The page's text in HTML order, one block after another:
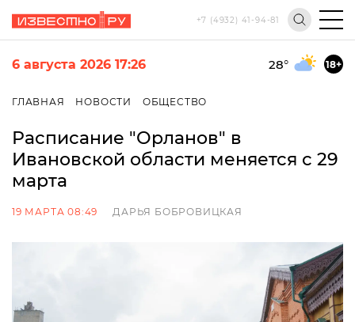
+7 (4932) 41-94-81
6 августа 2026 17:26 28° 18+
ГЛАВНАЯ НОВОСТИ ОБЩЕСТВО
Расписание "Орланов" в
Ивановской области меняется с 29
марта
19 МАРТА 08:49 ДАРЬЯ БОБРОВИЦКАЯ